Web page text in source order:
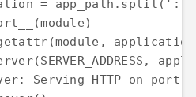
= app_path.split(':')
Serving HTTP on port